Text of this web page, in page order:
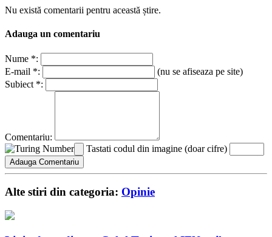
Nu există comentarii pentru această știre.
Adauga un comentariu
Nume *:
E-mail *:
(nu se afiseaza pe site)
Subiect *:
Comentariu:
Tastati codul din imagine (doar cifre)
Alte stiri din categoria: Opinie